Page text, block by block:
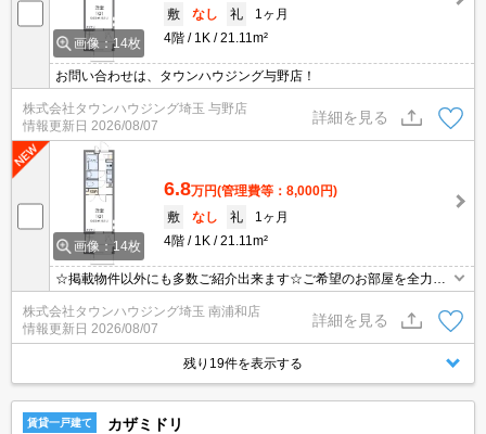
画像：14枚
敷
なし 礼
1ヶ月
4階
1K 21.11m²
お問い合わせは、タウンハウジング与野店！
株式会社タウンハウジング埼玉 与野店
情報更新日 2026/08/07
詳細を見る
画像：14枚
6.8万円(管理費等：8,000円)
敷
なし 礼
1ヶ月
4階
1K 21.11m²
☆掲載物件以外にも多数ご紹介出来ます☆ご希望のお部屋を全力で
お探しさせて頂きます♪
株式会社タウンハウジング埼玉 南浦和店
情報更新日 2026/08/07
詳細を見る
残り19件を表示する
賃貸一戸建て カザミドリ